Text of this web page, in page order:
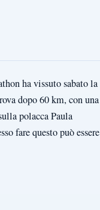
ha vissuto sabato la
dopo 60 km, con una
polacca Paula
fare questo può essere